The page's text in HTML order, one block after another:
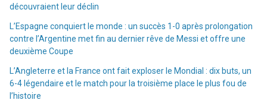
découvraient leur déclin
L’Espagne conquiert le monde : un succès 1-0 après prolongation
contre l’Argentine met fin au dernier rêve de Messi et offre une
deuxième Coupe
L’Angleterre et la France ont fait exploser le Mondial : dix buts, un
6-4 légendaire et le match pour la troisième place le plus fou de
l’histoire